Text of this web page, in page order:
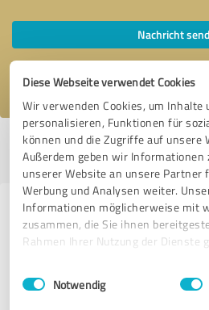
Diese Webseite verwendet Cookies
Wir verwenden Cookies, um Inhalte
personalisieren, Funktionen für
können und die Zugriffe auf unsere
Außerdem geben wir Informationen
unserer Website an unsere Partner
Werbung und Analysen weiter.
Informationen möglicherweise mit
zusammen, die Sie ihnen
Rahmen Ihrer Nutzung der Dienste
Impressum
Einwilligungsauswahl
Notwendig
Nachricht
Ich stimme den
Profil aktiv seit 28.10.2020 |Letzte
melden
Erfahrungen zu
Anbietern aus